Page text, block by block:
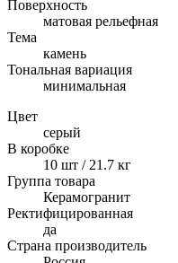
Поверхность
матовая рельефная
Тема
камень
Тональная вариация
минимальная
Цвет
серый
В коробке
10 шт / 21.7 кг
Группа товара
Керамогранит
Ректифицированная
да
Страна производитель